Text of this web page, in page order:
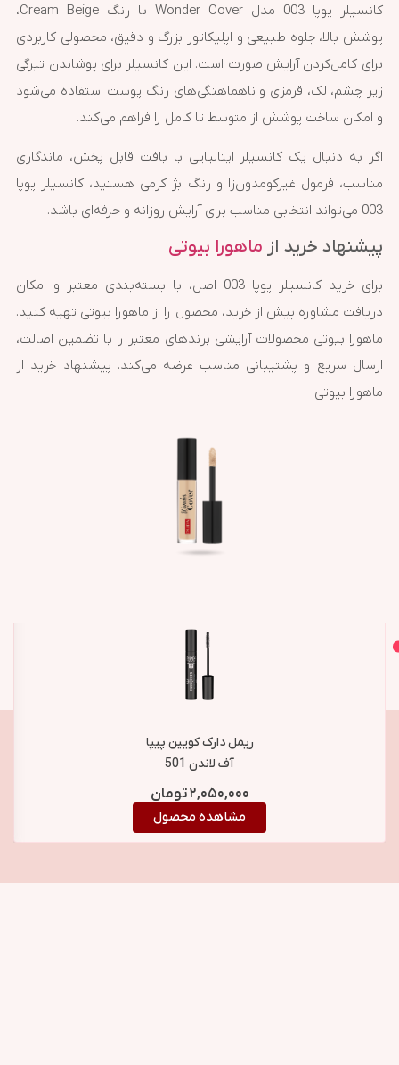
کانسیلر پوپا 003 مدل Wonder Cover با رنگ Cream Beige،
پوشش بالا، جلوه طبیعی و اپلیکاتور بزرگ و دقیق، محصولی کاربردی
برای کامل‌کردن آرایش صورت است. این کانسیلر برای پوشاندن تیرگی
زیر چشم، لک، قرمزی و ناهماهنگی‌های رنگ پوست استفاده می‌شود
و امکان ساخت پوشش از متوسط تا کامل را فراهم می‌کند.
اگر به دنبال یک کانسیلر ایتالیایی با بافت قابل پخش، ماندگاری
مناسب، فرمول غیرکومدون‌زا و رنگ بژ کرمی هستید، کانسیلر پوپا
003 می‌تواند انتخابی مناسب برای آرایش روزانه و حرفه‌ای باشد.
پیشنهاد خرید از ماهورا بیوتی
برای خرید کانسیلر پوپا 003 اصل، با بسته‌بندی معتبر و امکان
دریافت مشاوره پیش از خرید، محصول را از ماهورا بیوتی تهیه کنید.
ماهورا بیوتی محصولات آرایشی برندهای معتبر را با تضمین اصالت،
ارسال سریع و پشتیبانی مناسب عرضه می‌کند. پیشنهاد خرید از
ماهورا بیوتی
اصل و اورجینال
محصولات مشابه
ریمل دارک کویین پیپا
آف لاندن 501
۲,۰۵۰,۰۰۰تومان
مشاهده محصول